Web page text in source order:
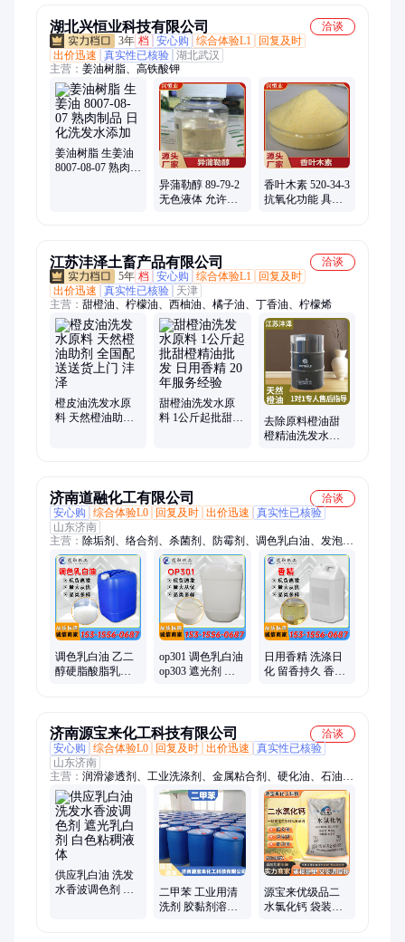
湖北兴恒业科技有限公司
洽谈
3年 档 安心购 综合体验L1
回复及时
出价迅速
真实性已核验 湖北武汉
主营： 姜油树脂、高铁酸钾
姜油树脂 生姜油
8007-08-07 熟肉制
异蒲勒醇 89-79-2
无色液体 允许使
香叶木素 520-34-3
抗氧化功能 具有
江苏沣泽土畜产品有限公司
洽谈
5年 档 安心购 综合体验L1
回复及时
出价迅速
真实性已核验
天津
主营： 甜橙油、柠檬油、西柚油、橘子油、丁香油、柠檬烯
橙皮油洗发水原
料 天然橙油助剂
甜橙油洗发水原
料 1公斤起批甜橙
去除原料橙油甜
橙精油洗发水原
济南道融化工有限公司
洽谈
安心购
综合体验L0 回复及时 出价迅速
真实性已核验
山东济南
主营： 除垢剂、络合剂、杀菌剂、防霉剂、调色乳白油、发泡
剂、渗透剂、洗涤剂、纤维素、柔顺剂、乳化剂、混凝土、着色
剂、638增稠剂、管道清洁、抗静电剂、洗涤添加、金属清洗
剂、洗护调理剂、表面活性剂、香皂沐浴露、洗涤化妆品、去屑
止痒剂、砂浆保水剂、纺织柔软剂
调色乳白油 乙二
醇硬脂酸脂乳液
op301 调色乳白油
op303 遮光剂 洗
日用香精 洗涤日
化 留香持久 香味
济南源宝来化工科技有限公司
洽谈
安心购
综合体验L0 回复及时 出价迅速
真实性已核验
山东济南
主营： 润滑渗透剂、工业洗涤剂、金属粘合剂、硬化油、石油
脂、机油硅胶脱色剂、表面活性剂、三聚磷酸钠、润滑发泡清洗
剂、共聚乳液粘合剂
供应乳白油 洗发
水香波调色剂 遮
二甲苯 工业用清
洗剂 胶黏剂溶剂
源宝来优级品二
水氯化钙 袋装